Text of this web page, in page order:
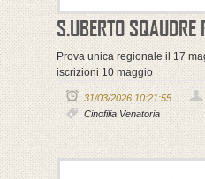
S.UBERTO SQAUDRE
Prova unica regionale il 17
iscrizioni 10 maggio
31/03/2026 10:21:55
Cinofilia Venatoria